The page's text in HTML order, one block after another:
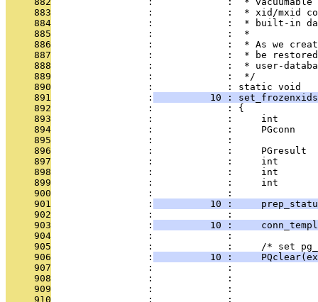
     883
:             :  * xid/mxid
     884
:             :  * built-in
     885
                 :             :  *
     886
:             :  * As we
     887
:             :  * be
     888
:             :  * user-
     889
                 :             :  */
     890
                 :             : static void
     891
                 :
10 :
     892
                 :             : {
     893
:             :     int
     894
:             :     PGconn
     895
:             :
     896
:             :     PGresult
     897
:             :     int
     898
:             :     int
     899
:             :     int
     900
                 :             :
     901
                 :
10 :
     902
                 :             :
     903
                 :
10 :
     904
                 :             :
     905
:             :     /* set
     906
                 :
10 :
     907
:             :
     908
:             :
     909
:             :
     910
                 :             :